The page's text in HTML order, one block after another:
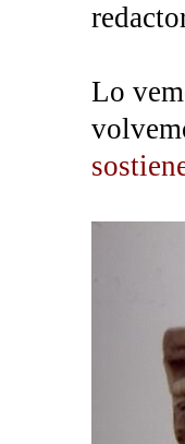
Lo